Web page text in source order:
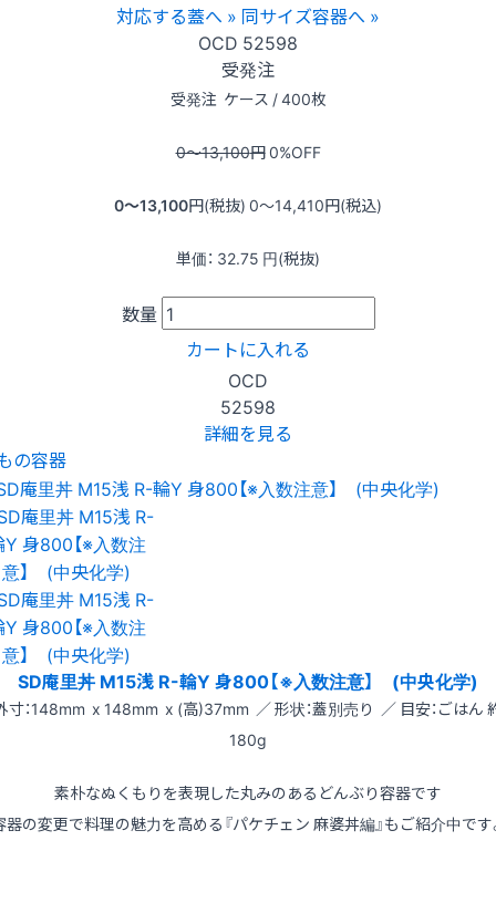
対応する蓋へ » 同サイズ容器へ »
OCD 52598
受発注
受発注 ケース / 400枚
0〜13,100円0%OFF
0〜13,100円(税抜) 0〜14,410円(税込)
単価： 32.75 円(税抜)
数量
カートに入れる
OCD
52598
詳細を見る
の容器
SD庵里丼 M15浅 R-輪Y 身800【※入数注意】 (中央化学)
寸：148mm x 148mm x (高)37mm ／ 形状：蓋別売り ／ 目安：ごはん
180g
素朴なぬくもりを表現した丸みのあるどんぶり容器です
器の変更で料理の魅力を高める『パケチェン 麻婆丼編』もご紹介中です